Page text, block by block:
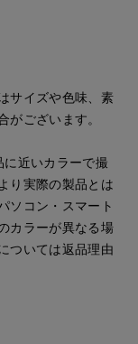
サイズや色味、素
がございます。
近いカラーで撮
り実際の製品とは
ソコン・スマート
カラーが異なる場
ついては返品理由